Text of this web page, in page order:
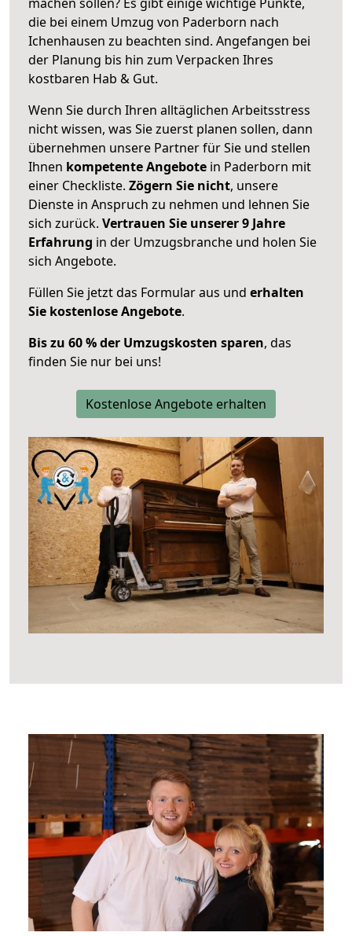
die bei einem Umzug von Paderborn nach
Ichenhausen zu beachten sind. Angefangen bei
der Planung bis hin zum Verpacken Ihres
kostbaren Hab & Gut.
Wenn Sie durch Ihren alltäglichen Arbeitsstress
nicht wissen, was Sie zuerst planen sollen, dann
übernehmen unsere Partner für Sie und stellen
Ihnen kompetente Angebote in Paderborn mit
einer Checkliste. Zögern Sie nicht, unsere
Dienste in Anspruch zu nehmen und lehnen Sie
sich zurück. Vertrauen Sie unserer 9 Jahre
Erfahrung in der Umzugsbranche und holen Sie
sich Angebote.
Füllen Sie jetzt das Formular aus und erhalten
Sie kostenlose Angebote.
Bis zu 60 % der Umzugskosten sparen, das
finden Sie nur bei uns!
Kostenlose Angebote erhalten